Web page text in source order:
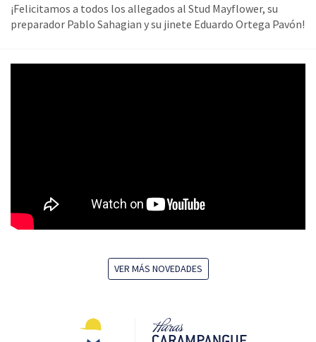
¡Felicitamos a todos los allegados al Stud Mayflower, su
preparador Pablo Sahagian y su jinete Eduardo Ortega Pavón!
VER MÁS NOVEDADES